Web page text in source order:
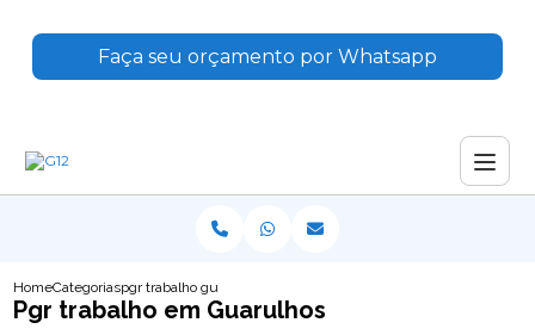
Faça seu orçamento por Whatsapp
HomeCategoriaspgr trabalho guarulhos
Pgr trabalho em Guarulhos